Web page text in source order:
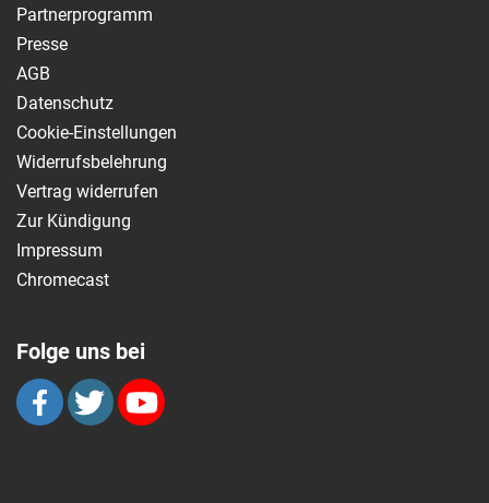
Partnerprogramm
Presse
AGB
Datenschutz
Cookie-Einstellungen
Widerrufsbelehrung
Vertrag widerrufen
Zur Kündigung
Impressum
Chromecast
Folge uns bei